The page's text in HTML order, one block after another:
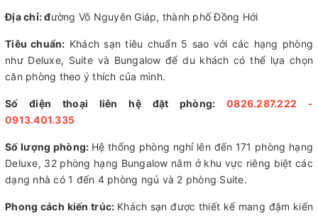
Địa chỉ: đường Võ Nguyên Giáp, thành phố Đồng Hới
Tiêu chuẩn: Khách sạn tiêu chuẩn 5 sao với các hạng phòng
như Deluxe, Suite và Bungalow để du khách có thể lựa chọn
căn phòng theo ý thích của mình.
Số điện thoại liên hệ đặt phòng:0826.287.222 -
0913.401.335
Số lượng phòng: Hệ thống phòng nghỉ lên đến 171 phòng hạng
Deluxe, 32 phòng hạng Bungalow nằm ở khu vực riêng biệt các
dạng nhà có 1 đến 4 phòng ngủ và 2 phòng Suite.
Phong cách kiến trúc: Khách sạn được thiết kế mang đậm kiến